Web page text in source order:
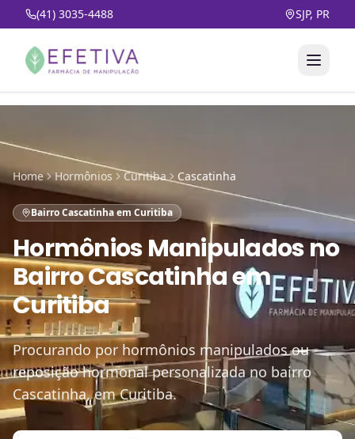
(41) 3035-4488 SJP, PR
Home Hormônios Curitiba Cascatinha
Bairro Cascatinha em Curitiba
Hormônios Manipuladosno
Bairro Cascatinha em
Curitiba
Procurando por hormônios manipulados ou
reposição hormonal personalizada no bairro
Cascatinha, em Curitiba.